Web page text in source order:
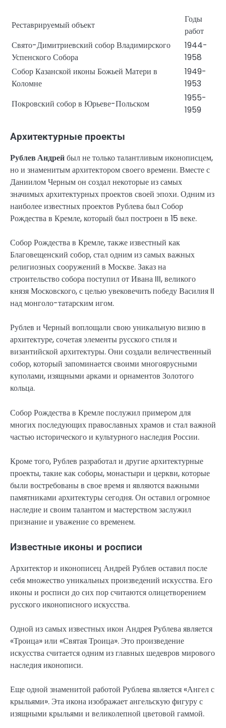
Реставрируемый объект
Годы
работ
Свято-Димитриевский собор Владимирского
Успенского Собора
1944-
1958
Собор Казанской иконы Божьей Матери в
Коломне
1949-
1953
Покровский собор в Юрьеве-Польском
1955-
1959
Архитектурные проекты
Рублев Андрейбыл не только талантливым иконописцем,
но и знаменитым архитектором своего времени. Вместе с
Даниилом Черным он создал некоторые из самых
значимых архитектурных проектов своей эпохи. Одним из
наиболее известных проектов Рублева был Собор
Рождества в Кремле, который был построен в 15 веке.
Собор Рождества в Кремле, также известный как
Благовещенский собор, стал одним из самых важных
религиозных сооружений в Москве. Заказ на
строительство собора поступил от Ивана III, великого
князя Московского, с целью увековечить победу Василия II
над монголо-татарским игом.
Рублев и Черный воплощали свою уникальную визию в
архитектуре, сочетая элементы русского стиля и
византийской архитектуры. Они создали величественный
собор, который запоминается своими многоярусными
куполами, изящными арками и орнаментов Золотого
кольца.
Собор Рождества в Кремле послужил примером для
многих последующих православных храмов и стал важной
частью исторического и культурного наследия России.
Кроме того, Рублев разработал и другие архитектурные
проекты, такие как соборы, монастыри и церкви, которые
были востребованы в свое время и являются важными
памятниками архитектуры сегодня. Он оставил огромное
наследие и своим талантом и мастерством заслужил
признание и уважение со временем.
Известные иконы и росписи
Архитектор и иконописец Андрей Рублев оставил после
себя множество уникальных произведений искусства. Его
иконы и росписи до сих пор считаются олицетворением
русского иконописного искусства.
Одной из самых известных икон Андрея Рублева является
«Троица» или «Святая Троица». Это произведение
искусства считается одним из главных шедевров мирового
наследия иконописи.
Еще одной знаменитой работой Рублева является «Ангел с
крыльями». Эта икона изображает ангельскую фигуру с
изящными крыльями и великолепной цветовой гаммой.